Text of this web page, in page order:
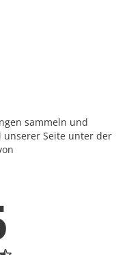
sammeln und
Seite unter der